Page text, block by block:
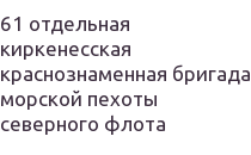
61 отдельная
киркенесская
краснознаменная бригада
морской пехоты
cеверного флота